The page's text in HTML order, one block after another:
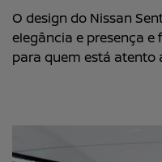
O design do Nissan
elegância e presença
para quem está atento